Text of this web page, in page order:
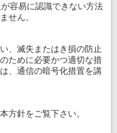
容易に認識できない方法
せん。
、滅失またはき損の防止
ために必要かつ適切な措
、通信の暗号化措置を講
方針をご覧下さい。